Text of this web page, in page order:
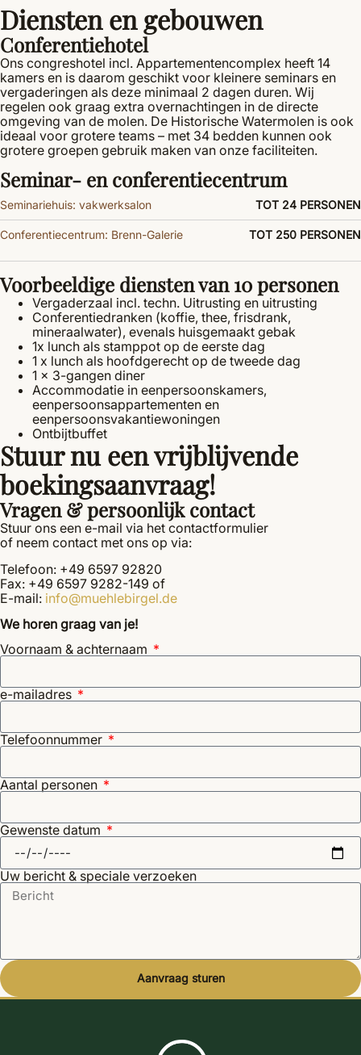
Diensten en gebouwen
Conferentiehotel
Ons congreshotel incl. Appartementencomplex heeft 14
kamers en is daarom geschikt voor kleinere seminars en
vergaderingen als deze minimaal 2 dagen duren. Wij
regelen ook graag extra overnachtingen in de directe
omgeving van de molen. De Historische Watermolen is ook
ideaal voor grotere teams – met 34 bedden kunnen ook
grotere groepen gebruik maken van onze faciliteiten.
Seminar- en conferentiecentrum
Seminariehuis: vakwerksalon TOT 24 PERSONEN
Conferentiecentrum: Brenn-Galerie TOT 250 PERSONEN
Voorbeeldige diensten van 10 personen
Vergaderzaal incl. techn. Uitrusting en uitrusting
Conferentiedranken (koffie, thee, frisdrank,
mineraalwater), evenals huisgemaakt gebak
1x lunch als stamppot op de eerste dag
1 x lunch als hoofdgerecht op de tweede dag
1 x 3-gangen diner
Accommodatie in eenpersoonskamers,
eenpersoonsappartementen en
eenpersoonsvakantiewoningen
Ontbijtbuffet
Stuur nu een vrijblijvende
boekingsaanvraag!
Vragen & persoonlijk contact
Stuur ons een e-mail via het contactformulier
of neem contact met ons op via:
Telefoon: +49 6597 92820
Fax: +49 6597 9282-149 of
E-mail: info@muehlebirgel.de
We horen graag van je!
Voornaam & achternaam
e-mailadres
Telefoonnummer
Aantal personen
Gewenste datum
Uw bericht & speciale verzoeken
Aanvraag sturen